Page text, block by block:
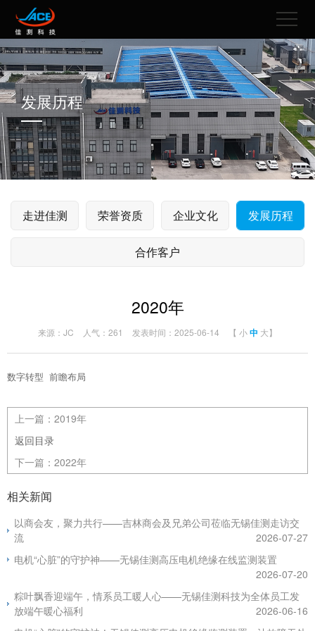
发展历程
走进佳测 荣誉资质 企业文化 发展历程
合作客户
2020年
来源：JC 人气：261 发表时间：2025-06-14 【 小中 大】
数字转型 前瞻布局
上一篇： 2019年
返回目录
下一篇： 2022年
相关新闻
以商会友，聚力共行——吉林商会及兄弟公司莅临无锡佳测走访交
流
2026-07-27
电机“心脏”的守护神——无锡佳测高压电机绝缘在线监测装置
2026-07-20
粽叶飘香迎端午，情系员工暖人心——无锡佳测科技为全体员工发
放端午暖心福利
2026-06-16